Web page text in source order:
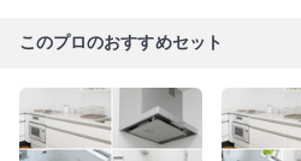
このプロのおすすめセット